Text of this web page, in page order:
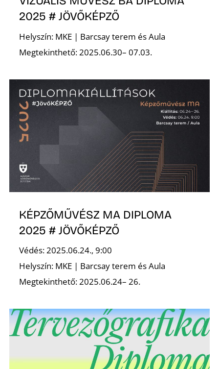
2025 # JÖVŐKÉPZŐ
Helyszín: MKE | Barcsay terem és Aula
Megtekinthető: 2025.06.30– 07.03.
KÉPZŐMŰVÉSZ MA DIPLOMA
2025 # JÖVŐKÉPZŐ
Védés: 2025.06.24., 9:00
Helyszín: MKE | Barcsay terem és Aula
Megtekinthető: 2025.06.24– 26.